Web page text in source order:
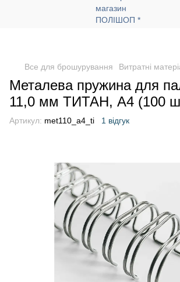
Все для брошурування Витратні
Металева пружина для
11,0 мм ТИТАН, А4 (100
Артикул: met110_a4_ti 1 відгук